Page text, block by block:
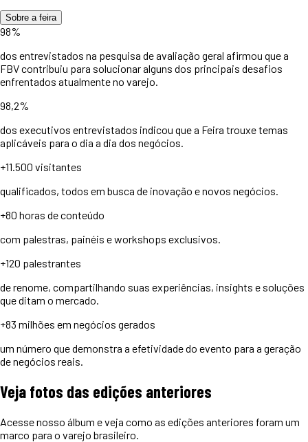
Sobre a feira
98%
dos entrevistados na pesquisa de avaliação geral afirmou que a
FBV contribuiu para solucionar alguns dos principais desafios
enfrentados atualmente no varejo.
98,2%
dos executivos entrevistados indicou que a Feira trouxe temas
aplicáveis para o dia a dia dos negócios.
+11.500 visitantes
qualificados, todos em busca de inovação e novos negócios.
+80 horas de conteúdo
com palestras, painéis e workshops exclusivos.
+120 palestrantes
de renome, compartilhando suas experiências, insights e soluções
que ditam o mercado.
+83 milhões em negócios gerados
um número que demonstra a efetividade do evento para a geração
de negócios reais.
Veja fotos das edições anteriores
Acesse nosso álbum e veja como as edições anteriores foram um
marco para o varejo brasileiro.